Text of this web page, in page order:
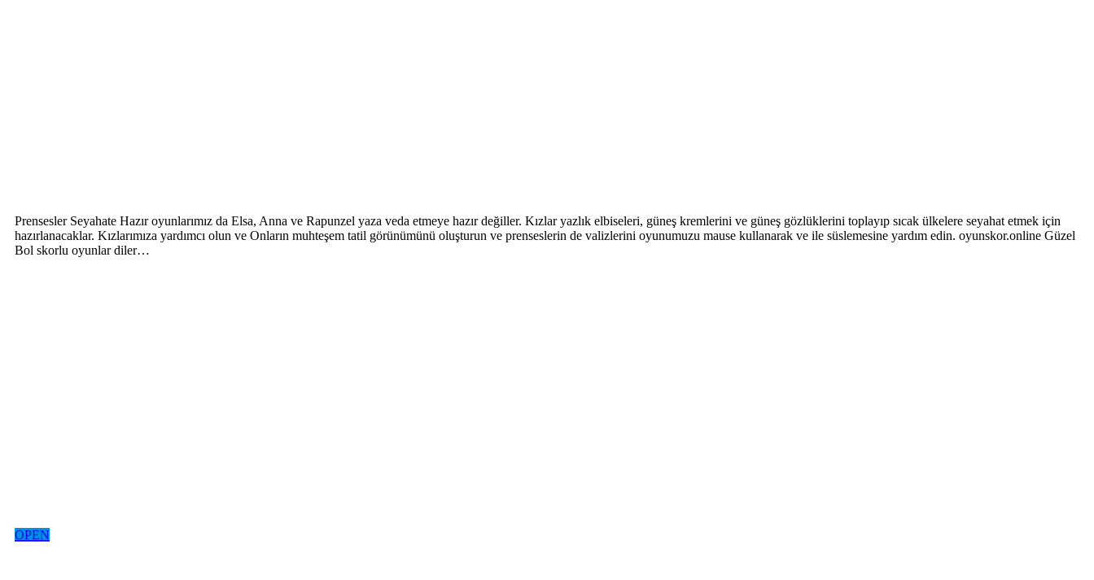
Prensesler Seyahate Hazır oyunlarımız da Elsa, Anna ve Rapunzel yaza veda etmeye hazır değiller. Kızlar yazlık elbiseleri, güneş kremlerini ve güneş gözlüklerini toplayıp sıcak ülkelere seyahat etmek için
hazırlanacaklar. Kızlarımıza yardımcı olun ve Onların muhteşem tatil görünümünü oluşturun ve prenseslerin de valizlerini oyunumuzu mause kullanarak ve ile süslemesine yardım edin. oyunskor.online Güzel
Bol skorlu oyunlar diler…
OPEN